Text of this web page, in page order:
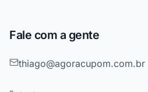
Fale com a gente
thiago@agoracupom.com.br